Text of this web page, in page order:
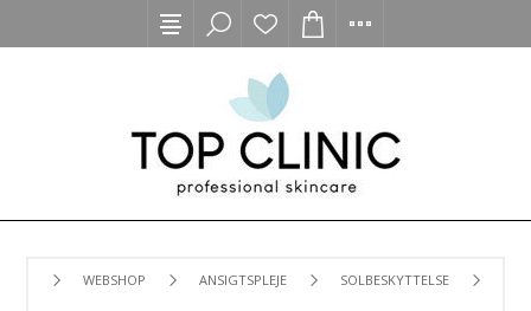
WEBSHOP ANSIGTSPLEJE SOLBESKYTTELSE